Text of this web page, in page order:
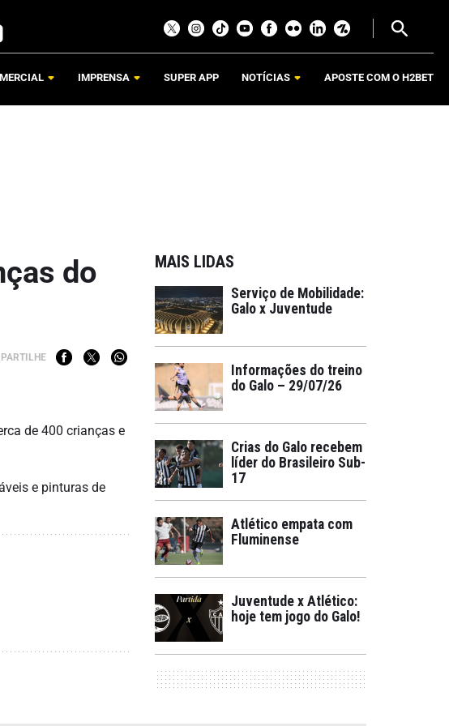
IMPRENSA SUPER APP NOTÍCIAS APOSTE COM O H2BET
do
de 400 crianças e
e pinturas de
MAIS LIDAS
Serviço de Mobilidade:
Galo x Juventude
Informações do treino
do Galo – 29/07/26
Crias do Galo recebem
líder do Brasileiro Sub-
17
Atlético empata com
Fluminense
Juventude x Atlético:
hoje tem jogo do Galo!